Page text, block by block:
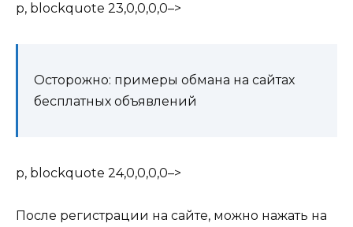
p, blockquote 23,0,0,0,0–>
Осторожно: примеры обмана на сайтах
бесплатных объявлений
p, blockquote 24,0,0,0,0–>
После регистрации на сайте, можно нажать на